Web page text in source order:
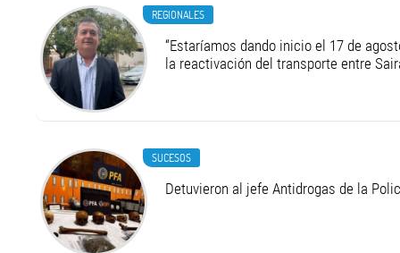
REGIONALES
“Estaríamos dando inicio el 17 de
la reactivación del transporte entre
SUCESOS
Detuvieron al jefe Antidrogas de la